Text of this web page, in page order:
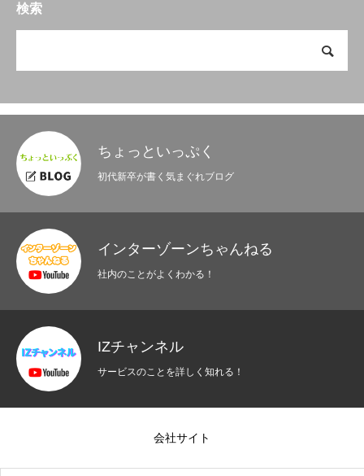
検索
ちょっといっぷく
初代新卒が書く気まぐれブログ
インターゾーンちゃんねる
社内のことがよくわかる！
IZチャンネル
サービスのことを詳しく知れる！
会社サイト